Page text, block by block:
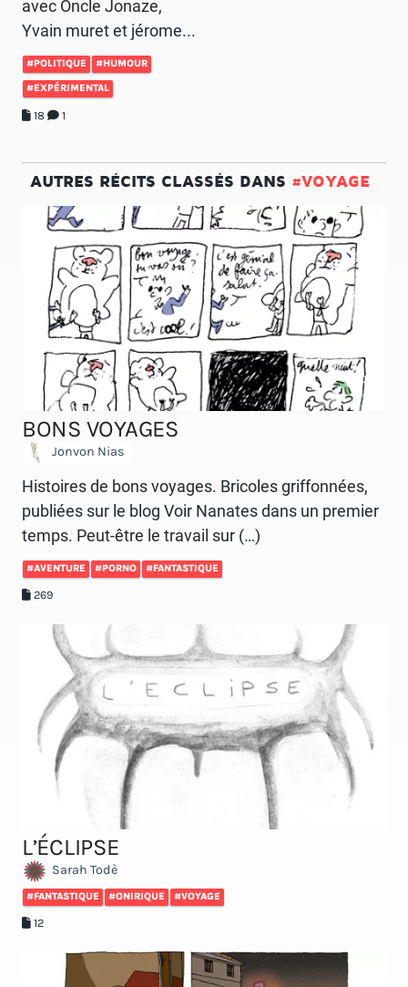
avec Oncle Jonaze,
Yvain muret et jérome...
#POLITIQUE #HUMOUR
#EXPÉRIMENTAL
18 1
AUTRES RÉCITS CLASSÉS DANS #VOYAGE
BONS VOYAGES
Jonvon Nias
Histoires de bons voyages. Bricoles griffonnées,
publiées sur le blog Voir Nanates dans un premier
temps. Peut-être le travail sur (…)
#AVENTURE #PORNO #FANTASTIQUE
269
L’ÉCLIPSE
Sarah Todè
#FANTASTIQUE #ONIRIQUE #VOYAGE
12